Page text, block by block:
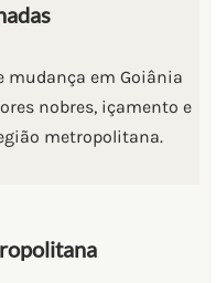
mudança em Goiânia
nobres, içamento e
metropolitana.